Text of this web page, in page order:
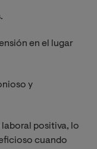
en el lugar
y
positiva, lo
cuando